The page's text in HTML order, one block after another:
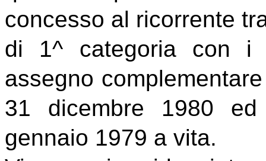
concesso al ricorrente
di 1^ categoria con i
assegno
31 dicembre 1980
gennaio 1979 a vita.